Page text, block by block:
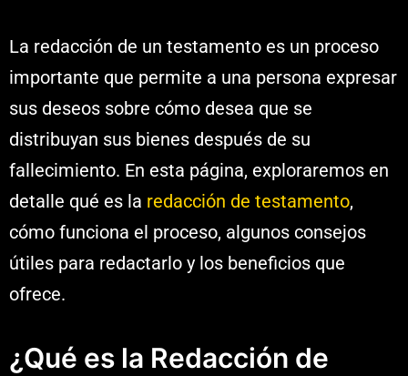
La redacción de un testamento es un proceso
importante que permite a una persona expresar
sus deseos sobre cómo desea que se
distribuyan sus bienes después de su
fallecimiento. En esta página, exploraremos en
detalle qué es la redacción de testamento,
cómo funciona el proceso, algunos consejos
útiles para redactarlo y los beneficios que
ofrece.
¿Qué es la Redacción de